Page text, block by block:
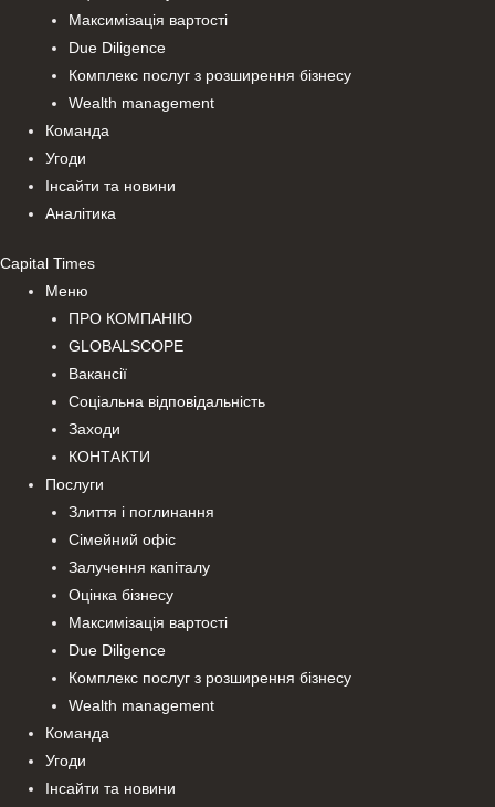
Максимізація вартості
Due Diligence
Комплекс послуг з розширення бізнесу
Wealth management
Команда
Угоди
Інсайти та новини
Аналітика
Capital Times
Меню
ПРО КОМПАНІЮ
GLOBALSCOPE
Вакансії
Соціальна відповідальність
Заходи
КОНТАКТИ
Послуги
Злиття і поглинання
Сімейний офіс
Залучення капіталу
Оцінка бізнесу
Максимізація вартості
Due Diligence
Комплекс послуг з розширення бізнесу
Wealth management
Команда
Угоди
Інсайти та новини